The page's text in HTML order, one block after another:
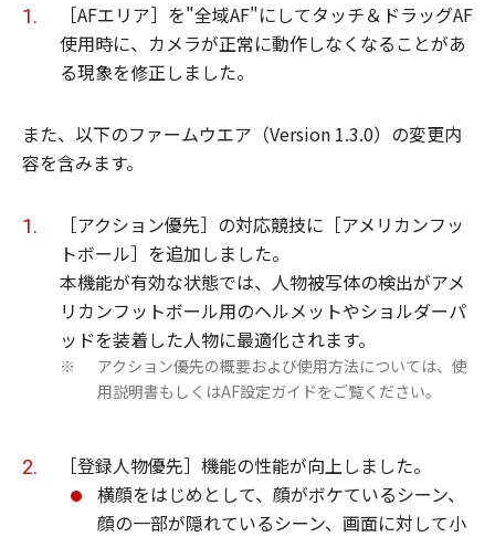
［AFエリア］を"全域AF"にしてタッチ＆ドラッグAF
使用時に、カメラが正常に動作しなくなることがあ
る現象を修正しました。
また、以下のファームウエア（Version 1.3.0）の変更内
容を含みます。
［アクション優先］の対応競技に［アメリカンフッ
トボール］を追加しました。
本機能が有効な状態では、人物被写体の検出がアメ
リカンフットボール用のヘルメットやショルダーパ
ッドを装着した人物に最適化されます。
※
アクション優先の概要および使用方法については、使
用説明書もしくはAF設定ガイドをご覧ください。
［登録人物優先］機能の性能が向上しました。
横顔をはじめとして、顔がボケているシーン、
顔の一部が隠れているシーン、画面に対して小